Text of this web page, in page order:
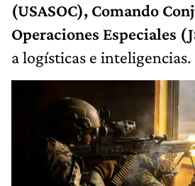
(USASOC), Comando
Operaciones Especiales
a logísticas e inteligencias.